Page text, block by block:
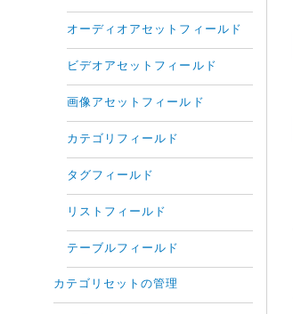
オーディオアセットフィールド
ビデオアセットフィールド
画像アセットフィールド
カテゴリフィールド
タグフィールド
リストフィールド
テーブルフィールド
カテゴリセットの管理